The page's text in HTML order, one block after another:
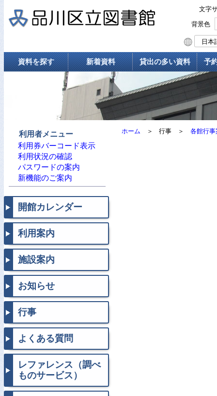
文字
背景色
資料を探す 新着資料 貸出の多い資料 予
利用者メニュー
利用券バーコード表示
利用状況の確認
パスワードの案内
新機能のご案内
開館カレンダー
利用案内
施設案内
お知らせ
行事
よくある質問
レファレンス（調べ
ものサービス）
ホーム ＞ 行事 ＞ 各館行事